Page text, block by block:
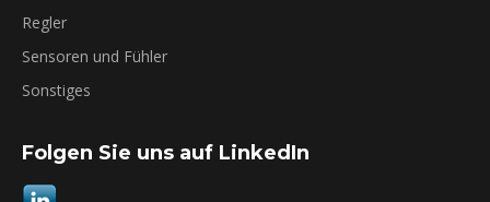
Regler
Sensoren und Fühler
Sonstiges
Folgen Sie uns auf LinkedIn